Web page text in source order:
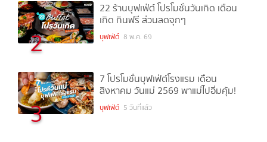
2
22 ร้านบุฟเฟ่ต์ โปรโมชั่นวันเกิด เดือน
เกิด กินฟรี ส่วนลดจุกๆ
บุฟเฟ่ต์ 8 พ.ค. 69
3
7 โปรโมชั่นบุฟเฟ่ต์โรงแรม เดือน
สิงหาคม วันแม่ 2569 พาแม่ไปอิ่มคุ้ม!
บุฟเฟ่ต์ 5 วันที่แล้ว